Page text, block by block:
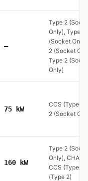
—
Type 2
Only), Type 2
(Socket
2 (Socket
Type 2
Only)
75 kW
CCS (Type
2 (Socket
160 kW
Type 2
Only),
CCS (Type
(Type 2)